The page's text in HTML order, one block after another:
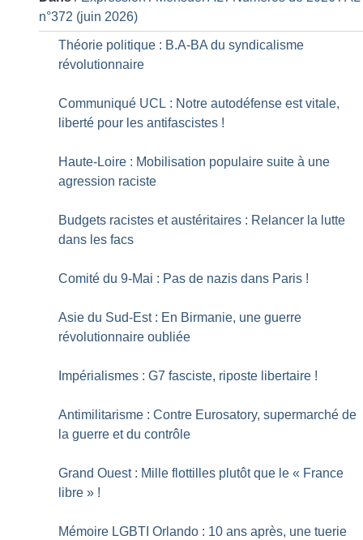
n°372 (juin 2026)
Théorie politique : B.A-BA du syndicalisme
révolutionnaire
Communiqué UCL : Notre autodéfense est vitale,
liberté pour les antifascistes !
Haute-Loire : Mobilisation populaire suite à une
agression raciste
Budgets racistes et austéritaires : Relancer la lutte
dans les facs
Comité du 9-Mai : Pas de nazis dans Paris !
Asie du Sud-Est : En Birmanie, une guerre
révolutionnaire oubliée
Impérialismes : G7 fasciste, riposte libertaire !
Antimilitarisme : Contre Eurosatory, supermarché de
la guerre et du contrôle
Grand Ouest : Mille flottilles plutôt que le « France
libre » !
Mémoire LGBTI Orlando : 10 ans après, une tuerie